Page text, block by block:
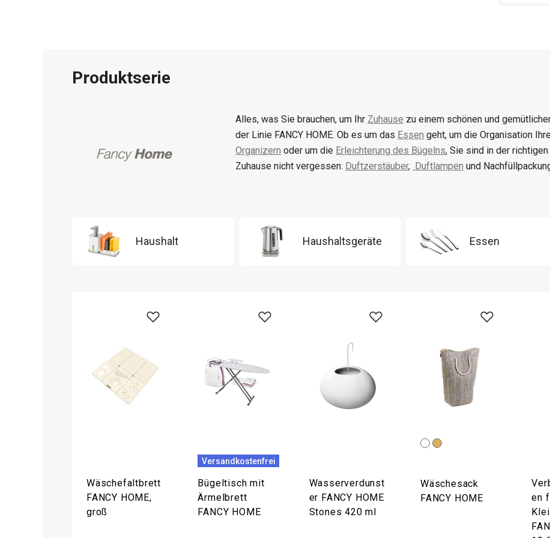
Produktserie
Alles, was Sie brauchen, um Ihr Zuhause zu einem schönen und
der Linie FANCY HOME. Ob es um das Essen geht, um die Organisation
Organizern oder um die Erleichterung des Bügelns, Sie sind in der
Zuhause nicht vergessen: Duftzerstäuber, Duftlampen und
Haushalt Haushaltsgeräte Essen
Wäschefaltbrett
FANCY HOME,
groß
Versandkostenfrei
Bügeltisch mit
Ärmelbrett
FANCY HOME
Wasserverdunst
er FANCY HOME
Stones 420 ml
Wäschesack
FANCY HOME
en